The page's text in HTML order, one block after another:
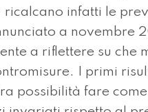
ricalcano infatti le
a novembre
a riflettere su che
I primi
possibilità fare